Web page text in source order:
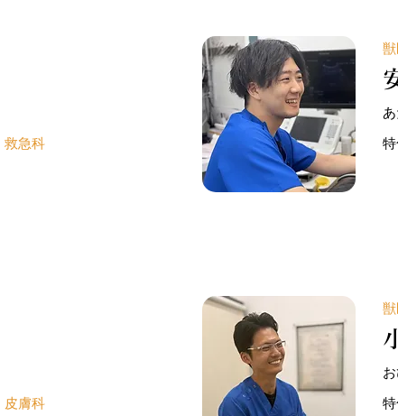
救急科
皮膚科
特
特